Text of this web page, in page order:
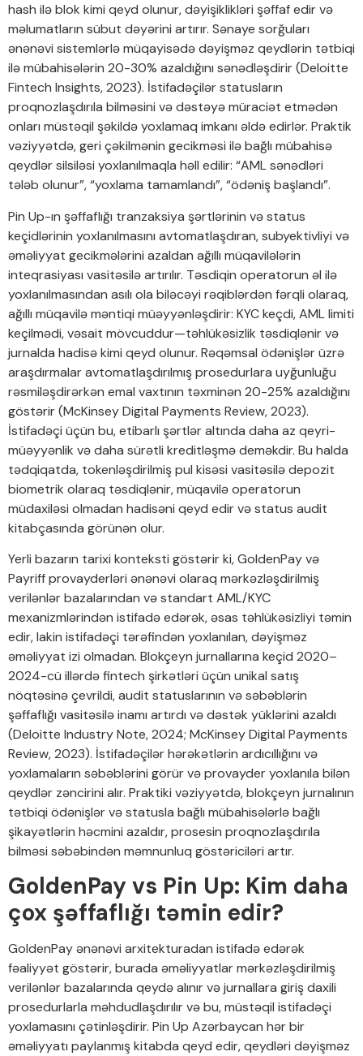
hash ilə blok kimi qeyd olunur, dəyişiklikləri şəffaf edir və
məlumatların sübut dəyərini artırır. Sənaye sorğuları
ənənəvi sistemlərlə müqayisədə dəyişməz qeydlərin tətbiqi
ilə mübahisələrin 20-30% azaldığını sənədləşdirir (Deloitte
Fintech Insights, 2023). İstifadəçilər statusların
proqnozlaşdırıla bilməsini və dəstəyə müraciət etmədən
onları müstəqil şəkildə yoxlamaq imkanı əldə edirlər. Praktik
vəziyyətdə, geri çəkilmənin gecikməsi ilə bağlı mübahisə
qeydlər silsiləsi yoxlanılmaqla həll edilir: “AML sənədləri
tələb olunur”, “yoxlama tamamlandı”, “ödəniş başlandı”.
Pin Up-ın şəffaflığı tranzaksiya şərtlərinin və status
keçidlərinin yoxlanılmasını avtomatlaşdıran, subyektivliyi və
əməliyyat gecikmələrini azaldan ağıllı müqavilələrin
inteqrasiyası vasitəsilə artırılır. Təsdiqin operatorun əl ilə
yoxlanılmasından asılı ola biləcəyi rəqiblərdən fərqli olaraq,
ağıllı müqavilə məntiqi müəyyənləşdirir: KYC keçdi, AML limiti
keçilmədi, vəsait mövcuddur—təhlükəsizlik təsdiqlənir və
jurnalda hadisə kimi qeyd olunur. Rəqəmsal ödənişlər üzrə
araşdırmalar avtomatlaşdırılmış prosedurlara uyğunluğu
rəsmiləşdirərkən emal vaxtının təxminən 20-25% azaldığını
göstərir (McKinsey Digital Payments Review, 2023).
İstifadəçi üçün bu, etibarlı şərtlər altında daha az qeyri-
müəyyənlik və daha sürətli kreditləşmə deməkdir. Bu halda
tədqiqatda, tokenləşdirilmiş pul kisəsi vasitəsilə depozit
biometrik olaraq təsdiqlənir, müqavilə operatorun
müdaxiləsi olmadan hadisəni qeyd edir və status audit
kitabçasında görünən olur.
Yerli bazarın tarixi konteksti göstərir ki, GoldenPay və
Payriff provayderləri ənənəvi olaraq mərkəzləşdirilmiş
verilənlər bazalarından və standart AML/KYC
mexanizmlərindən istifadə edərək, əsas təhlükəsizliyi təmin
edir, lakin istifadəçi tərəfindən yoxlanılan, dəyişməz
əməliyyat izi olmadan. Blokçeyn jurnallarına keçid 2020–
2024-cü illərdə fintech şirkətləri üçün unikal satış
nöqtəsinə çevrildi, audit statuslarının və səbəblərin
şəffaflığı vasitəsilə inamı artırdı və dəstək yüklərini azaldı
(Deloitte Industry Note, 2024; McKinsey Digital Payments
Review, 2023). İstifadəçilər hərəkətlərin ardıcıllığını və
yoxlamaların səbəblərini görür və provayder yoxlanıla bilən
qeydlər zəncirini alır. Praktiki vəziyyətdə, blokçeyn jurnalının
tətbiqi ödənişlər və statusla bağlı mübahisələrlə bağlı
şikayətlərin həcmini azaldır, prosesin proqnozlaşdırıla
bilməsi səbəbindən məmnunluq göstəriciləri artır.
GoldenPay vs Pin Up: Kim daha
çox şəffaflığı təmin edir?
GoldenPay ənənəvi arxitekturadan istifadə edərək
fəaliyyət göstərir, burada əməliyyatlar mərkəzləşdirilmiş
verilənlər bazalarında qeydə alınır və jurnallara giriş daxili
prosedurlarla məhdudlaşdırılır və bu, müstəqil istifadəçi
yoxlamasını çətinləşdirir. Pin Up Azərbaycan hər bir
əməliyyatı paylanmış kitabda qeyd edir, qeydləri dəyişməz